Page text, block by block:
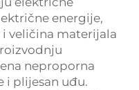
energije,
veličina materijala
neproporna
i plijesan uđu.